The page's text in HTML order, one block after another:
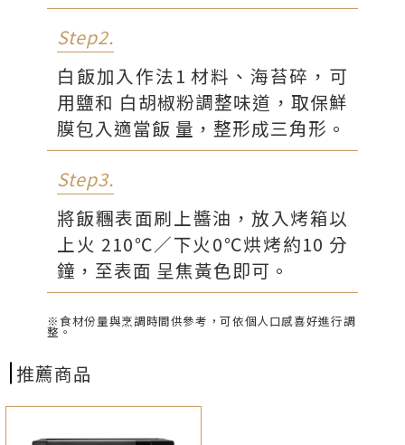
Step2.
白飯加入作法1 材料、海苔碎，可
用鹽和 白胡椒粉調整味道，取保鮮
膜包入適當飯 量，整形成三角形。
Step3.
將飯糰表面刷上醬油，放入烤箱以
上火 210℃／下火0℃烘烤約10 分
鐘，至表面 呈焦黃色即可。
※食材份量與烹調時間供參考，可依個人口感喜好進行調
整。
推薦商品